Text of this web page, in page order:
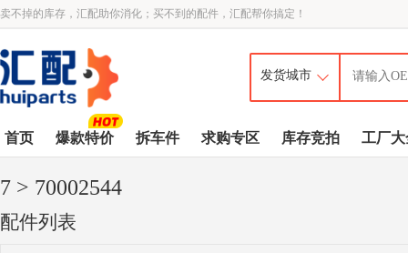
卖不掉的库存，汇配助你消化；买不到的配件，汇配帮你搞定！
首页 爆款特价 拆车件 求购专区 库存竞拍 工厂大
7 > 70002544
配件列表